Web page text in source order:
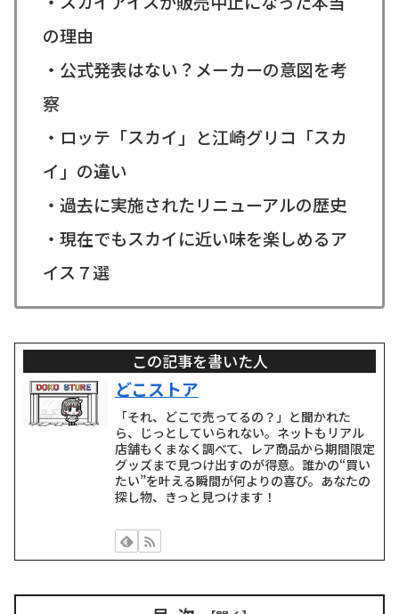
の理由
・公式発表はない？メーカーの意図を考
察
・ロッテ「スカイ」と江崎グリコ「スカ
イ」の違い
・過去に実施されたリニューアルの歴史
・現在でもスカイに近い味を楽しめるア
イス７選
この記事を書いた人
どこストア
「それ、どこで売ってるの？」と聞かれた
ら、じっとしていられない。ネットもリアル
店舗もくまなく調べて、レア商品から期間限定
グッズまで見つけ出すのが得意。誰かの“買い
たい”を叶える瞬間が何よりの喜び。あなたの
探し物、きっと見つけます！